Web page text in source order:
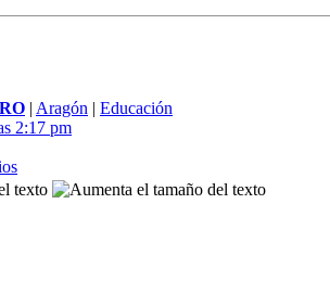
| Aragón | Educación
2:17 pm